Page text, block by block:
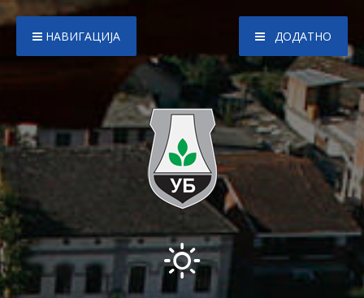
НАВИГАЦИЈА ДОДАТНО